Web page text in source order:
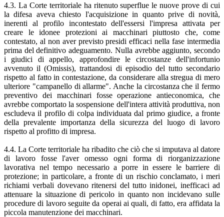
4.3. La Corte territoriale ha ritenuto superflue le nuove prove di cui
la difesa aveva chiesto l'acquisizione in quanto prive di novità,
inerenti al profilo incontestato dell'essersi l'impresa attivata per
creare le idonee protezioni ai macchinari piuttosto che, come
contestato, al non aver previsto presidi efficaci nella fase intermedia
prima del definitivo adeguamento. Nulla avrebbe aggiunto, secondo
i giudici di appello, approfondire le circostanze dell'infortunio
avvenuto il (Omissis), trattandosi di episodio del tutto secondario
rispetto al fatto in contestazione, da considerare alla stregua di mero
ulteriore "campanello di allarme". Anche la circostanza che il fermo
preventivo dei macchinari fosse operazione antieconomica, che
avrebbe comportato la sospensione dell'intera attività produttiva, non
escludeva il profilo di colpa individuata dal primo giudice, a fronte
della prevalente importanza della sicurezza del luogo di lavoro
rispetto al profitto di impresa.
4.4. La Corte territoriale ha ribadito che ciò che si imputava al datore
di lavoro fosse l'aver omesso ogni forma di riorganizzazione
lavorativa nel tempo necessario a porre in essere le barriere di
protezione; in particolare, a fronte di un rischio conclamato, i meri
richiami verbali dovevano ritenersi del tutto inidonei, inefficaci ad
attenuare la situazione di pericolo in quanto non incidevano sulle
procedure di lavoro seguite da operai ai quali, di fatto, era affidata la
piccola manutenzione dei macchinari.